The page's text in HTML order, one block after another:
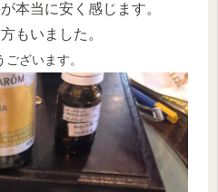
本当に安く感じます。
もいました。
ざいます。